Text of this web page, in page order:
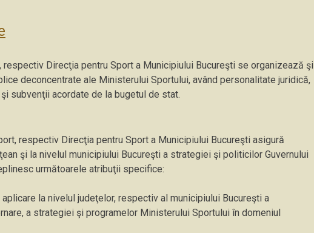
Direcţia pentru Sport a Municipiului Bucureşti se organizează şi
deconcentrate ale Ministerului Sportului, având personalitate juridică,
subvenţii acordate de la bugetul de stat.
respectiv Direcţia pentru Sport a Municipiului Bucureşti asigură
şi la nivelul municipiului Bucureşti a strategiei şi politicilor Guvernului
următoarele atribuţii specifice:
la nivelul judeţelor, respectiv al municipiului Bucureşti a
a strategiei şi programelor Ministerului Sportului în domeniul